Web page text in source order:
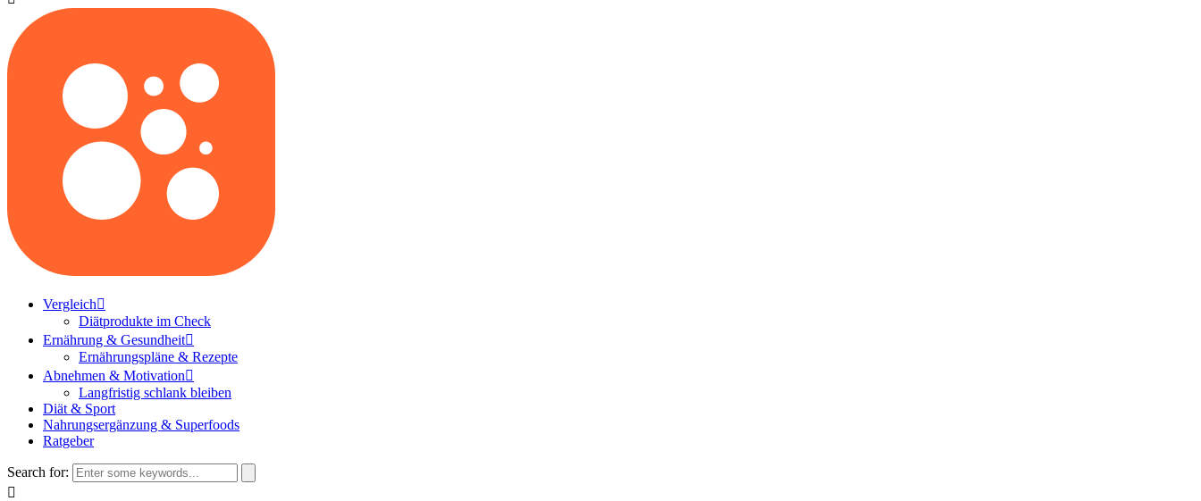
Vergleich
Diätprodukte im Check
Ernährung & Gesundheit
Ernährungspläne & Rezepte
Abnehmen & Motivation
Langfristig schlank bleiben
Diät & Sport
Nahrungsergänzung & Superfoods
Ratgeber
Search for: